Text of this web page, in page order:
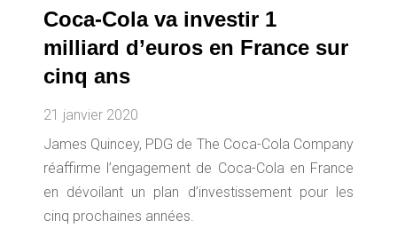
Coca-Cola va investir 1
milliard d’euros en France sur
cinq ans
21 janvier 2020
James Quincey, PDG de The Coca-Cola Company
réaffirme l’engagement de Coca-Cola en France
en dévoilant un plan d’investissement pour les
cinq prochaines années.